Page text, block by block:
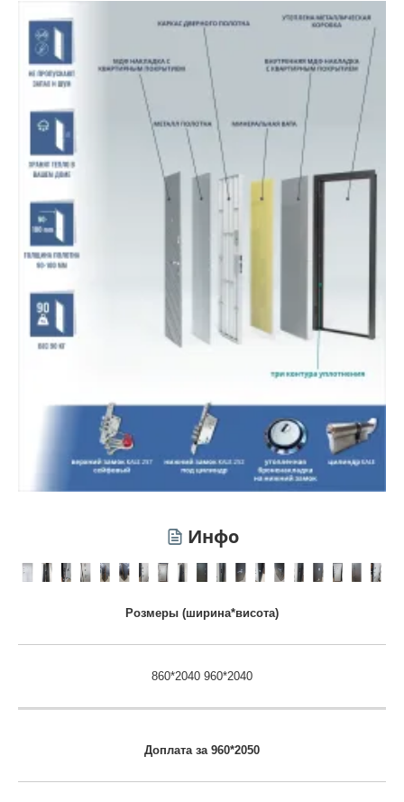
Инфо
Розмеры (ширина*висота)
860*2040 960*2040
Доплата за 960*2050